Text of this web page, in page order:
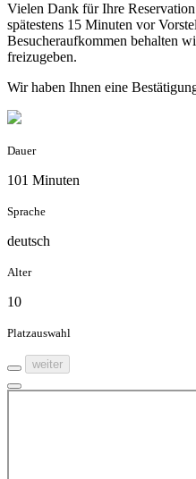
Vielen Dank für Ihre
spätestens 15 Minuten vor
Besucheraufkommen behalten
freizugeben.
Wir haben Ihnen eine
Dauer
101 Minuten
Sprache
deutsch
Alter
10
Platzauswahl
weiter